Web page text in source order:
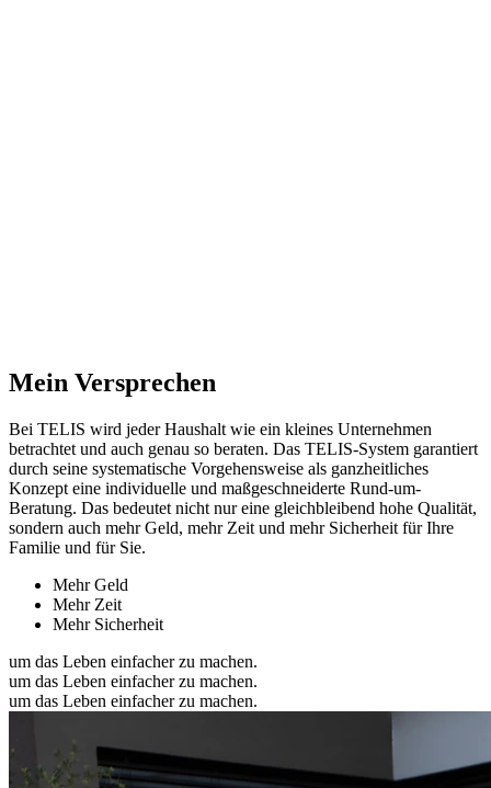
Mein Versprechen
Bei TELIS wird jeder Haushalt wie ein kleines Unternehmen
betrachtet und auch genau so beraten. Das TELIS-System garantiert
durch seine systematische Vorgehensweise als ganzheitliches
Konzept eine individuelle und maßgeschneiderte Rund-um-
Beratung. Das bedeutet nicht nur eine gleichbleibend hohe Qualität,
sondern auch mehr Geld, mehr Zeit und mehr Sicherheit für Ihre
Familie und für Sie.
Mehr Geld
Mehr Zeit
Mehr Sicherheit
um das Leben einfacher zu machen.
um das Leben einfacher zu machen.
um das Leben einfacher zu machen.